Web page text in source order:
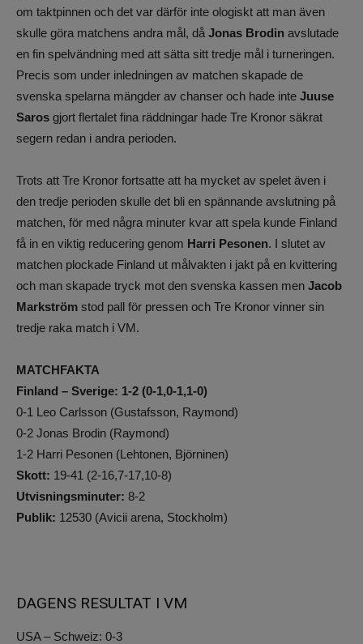
om taktpinnen och det var därför inte ologiskt att man även
skulle göra matchens andra mål, då Jonas Brodin avslutade
en fin spelvändning med att sätta sitt tredje mål i turneringen.
Precis som under inledningen av matchen skapade de
svenska spelarna mängder av chanser och hade inte Juuse
Saros gjort flertalet fina räddningar hade Tre Kronor säkrat
segern redan i andra perioden.
Trots att Tre Kronor fortsatte att ha mycket av spelet även i
den tredje perioden skulle det bli en spännande avslutning på
matchen, för med några minuter kvar att spela kunde Finland
få in en viktig reducering genom Harri Pesonen. I slutet av
matchen plockade Finland ut målvakten i jakt på en kvittering
och man skapade tryck mot den svenska kassen men Jacob
Markström stod pall för pressen och Tre Kronor vinner sin
tredje raka match i VM.
MATCHFAKTA
Finland – Sverige: 1-2 (0-1,0-1,1-0)
0-1 Leo Carlsson (Gustafsson, Raymond)
0-2 Jonas Brodin (Raymond)
1-2 Harri Pesonen (Lehtonen, Björninen)
Skott: 19-41 (2-16,7-17,10-8)
Utvisningsminuter: 8-2
Publik: 12530 (Avicii arena, Stockholm)
DAGENS RESULTAT I VM
USA – Schweiz: 0-3